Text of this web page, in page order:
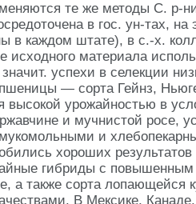
те же методы С. р-
в гос. ун-тах, на
в каждом штате), в с.-х.
исходного материала
успехи в селекции
— сорта Гейнз,
высокой урожайностью в
и мучнистой росе,
и
хороших результатов
гибриды с повышенным
а также сорта лопающейся
В Мексике,